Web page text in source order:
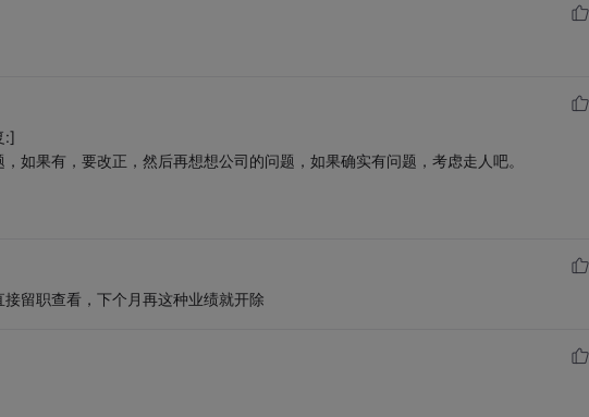
:]
如果有，要改正，然后再想想公司的问题，如果确实有问题，考虑走人吧。
留职查看，下个月再这种业绩就开除